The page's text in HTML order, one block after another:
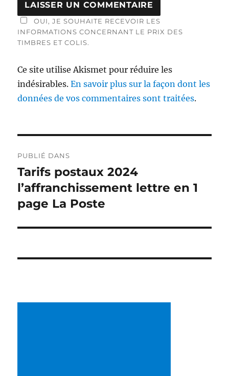
OUI, JE SOUHAITE RECEVOIR LES
INFORMATIONS CONCERNANT LE PRIX DES
TIMBRES ET COLIS.
Ce site utilise Akismet pour réduire les
indésirables.En savoir plus sur la façon dont les
données de vos commentaires sont traitées.
de
l’article
PUBLIÉ DANS
Tarifs postaux 2024
l’affranchissement lettre en 1
page La Poste